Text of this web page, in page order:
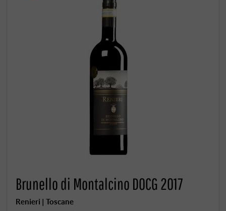
Brunello di Montalcino DOCG 2017
Renieri | Toscane